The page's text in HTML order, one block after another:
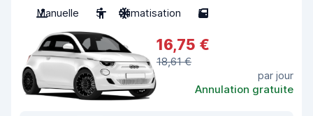
Manuelle
5 Climatisation 5
16,75 €
18,61 €
par jour
Annulation gratuite